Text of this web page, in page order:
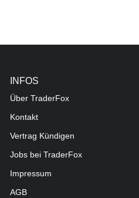
INFOS
Über TraderFox
Kontakt
Vertrag Kündigen
Jobs bei TraderFox
Impressum
AGB